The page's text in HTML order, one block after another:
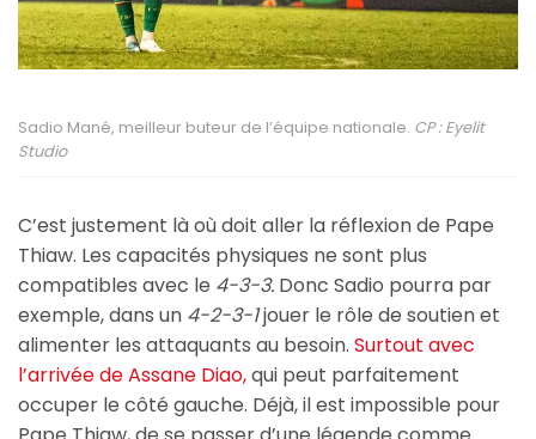
Sadio Mané, meilleur buteur de l’équipe nationale. CP : Eyelit
Studio
C’est justement là où doit aller la réflexion de Pape
Thiaw. Les capacités physiques ne sont plus
compatibles avec le 4-3-3. Donc Sadio pourra par
exemple, dans un 4-2-3-1jouer le rôle de soutien et
alimenter les attaquants au besoin. Surtout avec
l’arrivée de Assane Diao,qui peut parfaitement
occuper le côté gauche. Déjà, il est impossible pour